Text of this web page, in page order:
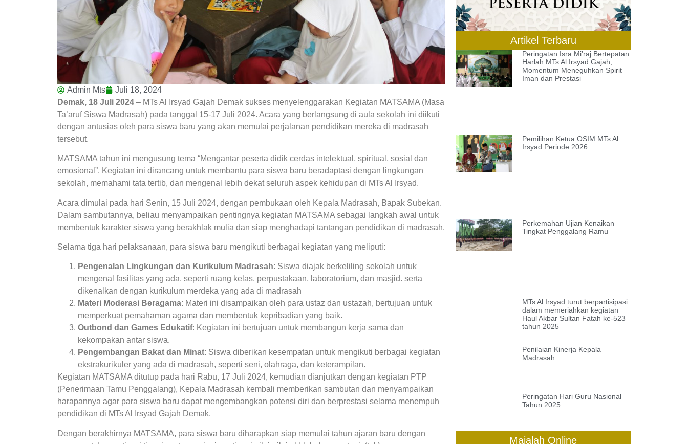
Admin Mts
Juli 18, 2024
Demak, 18 Juli 2024 – MTs Al Irsyad Gajah Demak sukses menyelenggarakan Kegiatan MATSAMA (Masa
Ta’aruf Siswa Madrasah) pada tanggal 15-17 Juli 2024. Acara yang berlangsung di aula sekolah ini diikuti
dengan antusias oleh para siswa baru yang akan memulai perjalanan pendidikan mereka di madrasah
tersebut.
MATSAMA tahun ini mengusung tema “Mengantar peserta didik cerdas intelektual, spiritual, sosial dan
emosional”. Kegiatan ini dirancang untuk membantu para siswa baru beradaptasi dengan lingkungan
sekolah, memahami tata tertib, dan mengenal lebih dekat seluruh aspek kehidupan di MTs Al Irsyad.
Acara dimulai pada hari Senin, 15 Juli 2024, dengan pembukaan oleh Kepala Madrasah, Bapak Subekan.
Dalam sambutannya, beliau menyampaikan pentingnya kegiatan MATSAMA sebagai langkah awal untuk
membentuk karakter siswa yang berakhlak mulia dan siap menghadapi tantangan pendidikan di madrasah.
Selama tiga hari pelaksanaan, para siswa baru mengikuti berbagai kegiatan yang meliputi:
Pengenalan Lingkungan dan Kurikulum Madrasah: Siswa diajak berkeliling sekolah untuk
mengenal fasilitas yang ada, seperti ruang kelas, perpustakaan, laboratorium, dan masjid. serta
dikenalkan dengan kurikulum merdeka yang ada di madrasah
Materi Moderasi Beragama: Materi ini disampaikan oleh para ustaz dan ustazah, bertujuan untuk
memperkuat pemahaman agama dan membentuk kepribadian yang baik.
Outbond dan Games Edukatif: Kegiatan ini bertujuan untuk membangun kerja sama dan
kekompakan antar siswa.
Pengembangan Bakat dan Minat: Siswa diberikan kesempatan untuk mengikuti berbagai kegiatan
ekstrakurikuler yang ada di madrasah, seperti seni, olahraga, dan keterampilan.
Kegiatan MATSAMA ditutup pada hari Rabu, 17 Juli 2024, kemudian dianjutkan dengan kegiatan PTP
(Penerimaan Tamu Penggalang), Kepala Madrasah kembali memberikan sambutan dan menyampaikan
harapannya agar para siswa baru dapat mengembangkan potensi diri dan berprestasi selama menempuh
pendidikan di MTs Al Irsyad Gajah Demak.
Dengan berakhirnya MATSAMA, para siswa baru diharapkan siap memulai tahun ajaran baru dengan
Artikel Terbaru
Peringatan Isra Mi’raj Bertepatan
Harlah MTs Al Irsyad Gajah,
Momentum Meneguhkan Spirit
Iman dan Prestasi
Pemilihan Ketua OSIM MTs Al
Irsyad Periode 2026
Perkemahan Ujian Kenaikan
Tingkat Penggalang Ramu
MTs Al Irsyad turut berpartisipasi
dalam memeriahkan kegiatan
Haul Akbar Sultan Fatah ke-523
tahun 2025
Penilaian Kinerja Kepala
Madrasah
Peringatan Hari Guru Nasional
Tahun 2025
Majalah Online